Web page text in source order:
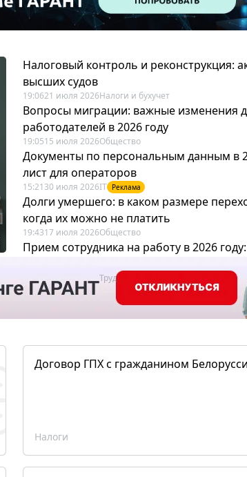
Налоговый контроль и реконструкция:
высших судов
19:0621 июля 2026Налоги и бухучет
Вопросы миграции: важные изменения
работодателей в 2026 году
19:0515 июля 2026Общество
Документы по персональным данным в
лист для операторов
15:21 30 июля 2026IT Реклама
Долги умершего: в каком размере
когда их можно не платить
19:4317 июля 2026Общество
Прием сотрудника на работу в 2026
Труд
Договор ГПХ с гражданином
Налоги